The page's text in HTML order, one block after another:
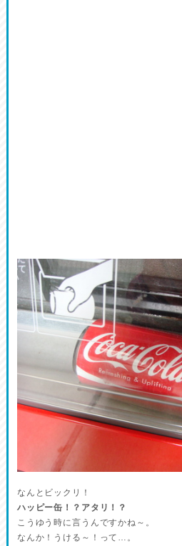
なんとビックリ！
ハッピー缶！？アタリ！？
こうゆう時に言うんですかね～。
なんか！うける～！って…。